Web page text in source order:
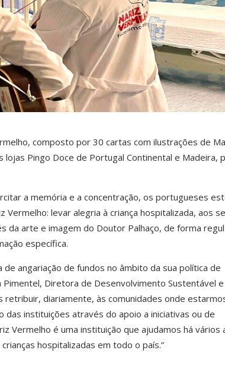
composto por 30 cartas com ilustrações de
lojas Pingo Doce de Portugal Continental e Madeira,
a memória e a concentração, os portugueses
levar alegria à criança hospitalizada, aos
da arte e imagem do Doutor Palhaço, de forma
específica.
angariação de fundos no âmbito da sua política de
Pimentel, Diretora de Desenvolvimento Sustentável e
retribuir, diariamente, às comunidades onde
das instituições através do apoio a iniciativas ou de
Vermelho é uma instituição que ajudamos há vários
hospitalizadas em todo o país.”